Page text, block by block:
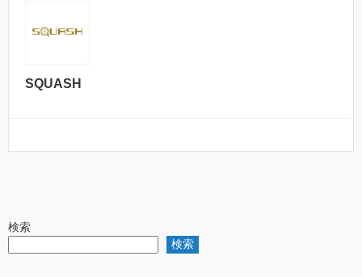
SQUASH
検索
検索